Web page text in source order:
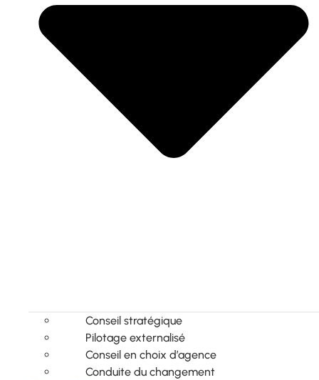
Conseil stratégique
Pilotage externalisé
Conseil en choix d’agence
Conduite du changement